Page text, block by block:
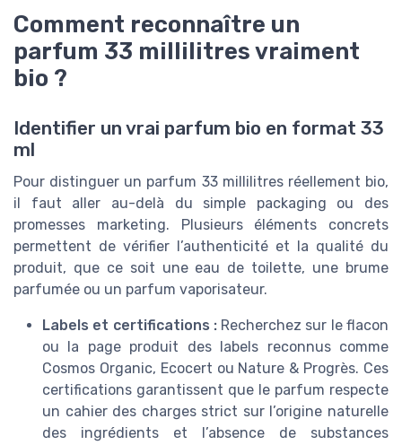
Comment reconnaître un
parfum 33 millilitres vraiment
bio ?
Identifier un vrai parfum bio en format 33
ml
Pour distinguer un parfum 33 millilitres réellement bio,
il faut aller au-delà du simple packaging ou des
promesses marketing. Plusieurs éléments concrets
permettent de vérifier l’authenticité et la qualité du
produit, que ce soit une eau de toilette, une brume
parfumée ou un parfum vaporisateur.
Labels et certifications :Recherchez sur le flacon
ou la page produit des labels reconnus comme
Cosmos Organic, Ecocert ou Nature & Progrès. Ces
certifications garantissent que le parfum respecte
un cahier des charges strict sur l’origine naturelle
des ingrédients et l’absence de substances